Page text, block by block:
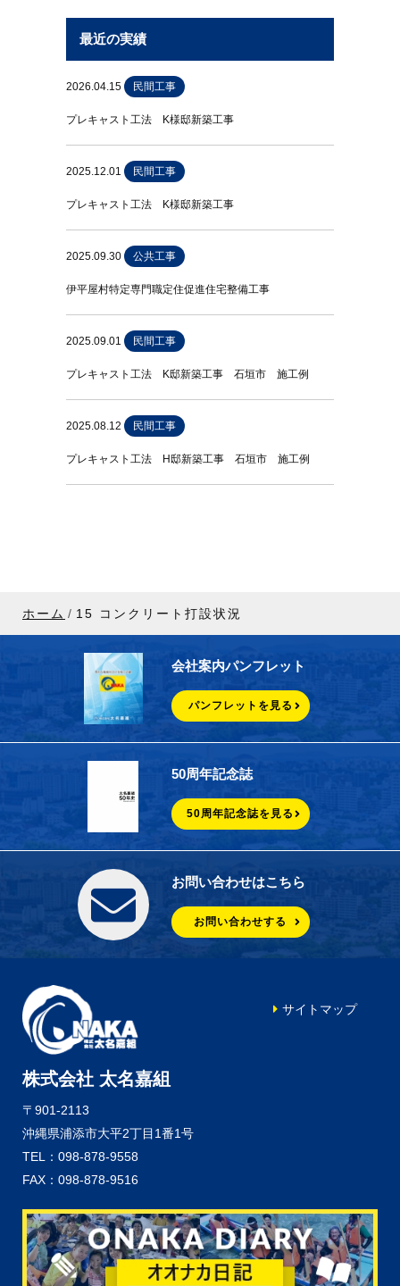
最近の実績
2026.04.15 民間工事
プレキャスト工法 K様邸新築工事
2025.12.01 民間工事
プレキャスト工法 K様邸新築工事
2025.09.30 公共工事
伊平屋村特定専門職定住促進住宅整備工事
2025.09.01 民間工事
プレキャスト工法 K邸新築工事 石垣市 施工例
2025.08.12 民間工事
プレキャスト工法 H邸新築工事 石垣市 施工例
ホーム 15 コンクリート打設状況
会社案内パンフレット
パンフレットを見る
50周年記念誌
50周年記念誌を見る
お問い合わせはこちら
お問い合わせする
株式会社 太名嘉組
〒901-2113
沖縄県浦添市大平2丁目1番1号
TEL：098-878-9558
FAX：098-878-9516
サイトマップ